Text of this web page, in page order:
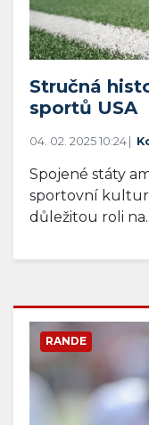
Stručná
sportů USA
04. 02. 2025 10:24
Spojené státy
sportovní
důležitou roli
RANDE